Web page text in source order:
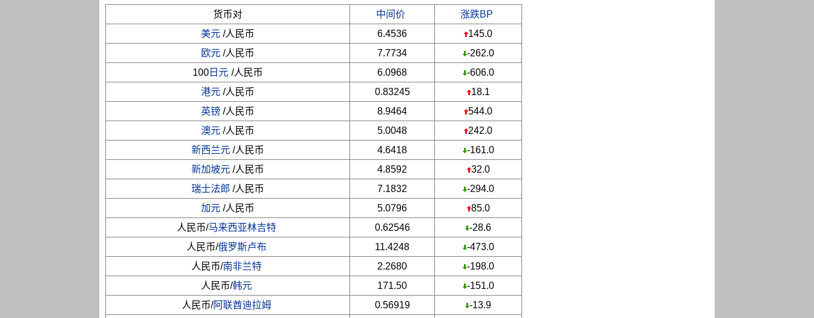
货币对
中间价
涨跌BP
美元 /人民币 6.4536
145.0
欧元 /人民币 7.7734
-262.0
100 日元 /人民币 6.0968
-606.0
港元 /人民币 0.83245
18.1
英镑 /人民币 8.9464
544.0
澳元 /人民币 5.0048
242.0
新西兰元 /人民币 4.6418
-161.0
新加坡元 /人民币 4.8592
32.0
瑞士法郎 /人民币 7.1832
-294.0
加元 /人民币 5.0796
85.0
人民币/马来西亚林吉特 0.62546
-28.6
人民币/俄罗斯卢布 11.4248
-473.0
人民币/南非兰特 2.2680
-198.0
人民币/韩元 171.50
-151.0
人民币/阿联酋迪拉姆 0.56919
-13.9